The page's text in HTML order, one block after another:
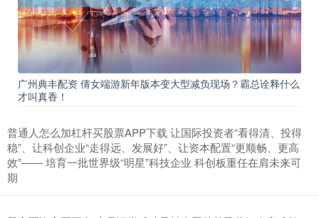
广州典丰配资 倩女端游新年版本变大型减负现场？霸总诠释什么
才叫真香！
普通人怎么加杠杆买股票APP下载 让国际投资者“看得清、投得
稳”、让科创企业“走得远、发展好”、让资本配置“更顺畅、更高
效”—— 培育一批世界级“明星”科技企业 科创板重任在肩未来可
期